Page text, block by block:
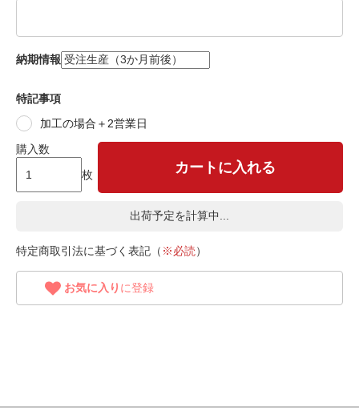
納期情報
特記事項
加工の場合＋2営業日
購入数
枚
カートに入れる
出荷予定を計算中...
特定商取引法に基づく表記（ ※必読）
お気に入り に登録